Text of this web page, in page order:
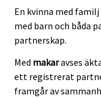
En kvinna med
med barn och båda
partnerskap.
Med makaravses
ett registrerat
framgår av